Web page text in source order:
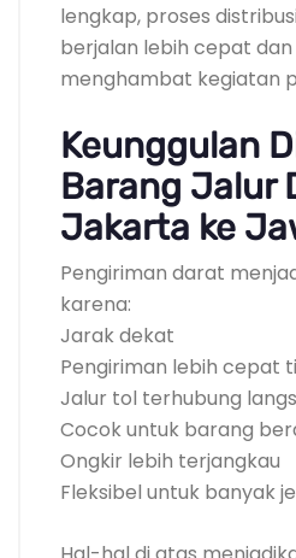
lengkap, proses
berjalan lebih cepat
menghambat kegiatan
Keunggulan
Barang Jalur
Jakarta ke
Pengiriman darat
karena:
Jarak dekat
Pengiriman lebih cepat
Jalur tol terhubung
Cocok untuk barang
Ongkir lebih terjangkau
Fleksibel untuk banyak